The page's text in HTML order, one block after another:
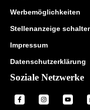
Werbemöglichkeiten
Stellenanzeige
Impressum
Datenschutzerklärung
Soziale Netzwerke